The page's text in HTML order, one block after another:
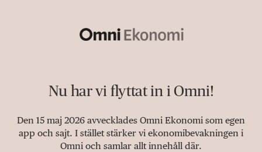
Nu har vi flyttat in i Omni!
Den 15 maj 2026 avvecklades Omni Ekonomi som egen
app och sajt. I stället stärker vi ekonomibevakningen i
Omni och samlar allt innehåll där.